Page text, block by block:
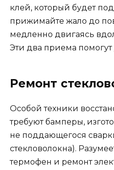
клей, который будет
прижимайте жало до
медленно двигаясь
Эти два приема
Ремонт
Особой техники
требуют бамперы,
не поддающегося
стекловолокна).
термофен и ремонт